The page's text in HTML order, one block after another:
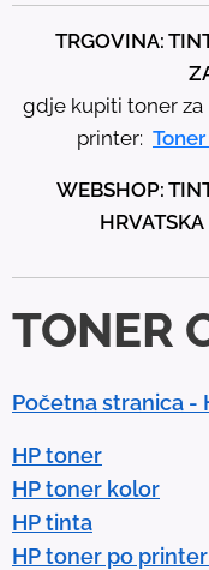
TRGOVINA:
gdje kupiti toner
printer:
WEBSHOP:
HRVATSKA
TONER
Početna stranica -
HP toner
HP toner kolor
HP tinta
HP toner po